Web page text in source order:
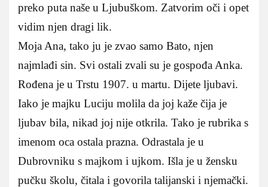
preko puta naše u Ljubuškom. Zatvorim oči i opet
vidim njen dragi lik.
Moja Ana, tako ju je zvao samo Bato, njen
najmlađi sin. Svi ostali zvali su je gospođa Anka.
Rođena je u Trstu 1907. u martu. Dijete ljubavi.
Iako je majku Luciju molila da joj kaže čija je
ljubav bila, nikad joj nije otkrila. Tako je rubrika s
imenom oca ostala prazna. Odrastala je u
Dubrovniku s majkom i ujkom. Išla je u žensku
pučku školu, čitala i govorila talijanski i njemački.